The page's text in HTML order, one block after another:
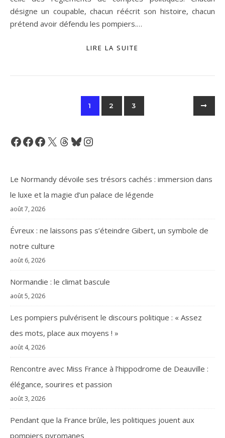
désigne un coupable, chacun réécrit son histoire, chacun
prétend avoir défendu les pompiers.…
LIRE LA SUITE
1 2 3
Facebook
Facebook
Facebook
X Threads
BlueskyInstagram
Le Normandy dévoile ses trésors cachés : immersion dans
le luxe et la magie d’un palace de légende
août 7, 2026
Évreux : ne laissons pas s’éteindre Gibert, un symbole de
notre culture
août 6, 2026
Normandie : le climat bascule
août 5, 2026
Les pompiers pulvérisent le discours politique : « Assez
des mots, place aux moyens ! »
août 4, 2026
Rencontre avec Miss France à l’hippodrome de Deauville :
élégance, sourires et passion
août 3, 2026
Pendant que la France brûle, les politiques jouent aux
pompiers pyromanes